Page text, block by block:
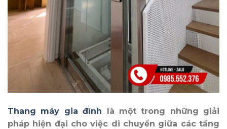
Thang máy gia đình là một trong những giải
pháp hiện đại cho việc di chuyển giữa các tầng